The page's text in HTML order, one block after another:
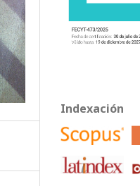
Indexación